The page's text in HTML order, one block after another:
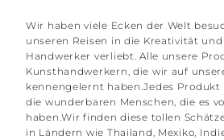
Wir haben viele Ecken der Welt
unseren Reisen in die Kreativität
Handwerker verliebt. Alle unsere
Kunsthandwerkern, die wir auf
kennengelernt haben.Jedes
die wunderbaren Menschen, die es
haben.Wir finden diese tollen
in Ländern wie Thailand, Mexiko,